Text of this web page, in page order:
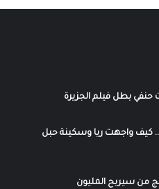
حنفي بطل فيلم الجزيرة
كيف واجهت ريا وسكينة حبل
من سيربح المليون